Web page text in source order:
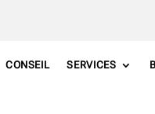
CONSEIL SERVICES